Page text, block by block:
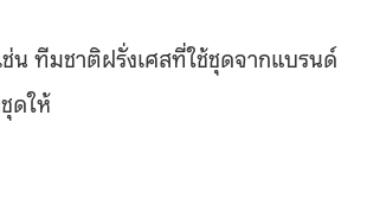
น ทีมชาติฝรั่งเศสที่ใช้ชุดจากแบรนด์
ดให้